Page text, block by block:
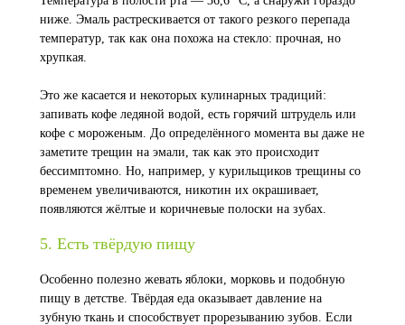
ниже. Эмаль растрескивается от такого резкого перепада
температур, так как она похожа на стекло: прочная, но
хрупкая.
Это же касается и некоторых кулинарных традиций:
запивать кофе ледяной водой, есть горячий штрудель или
кофе с мороженым. До определённого момента вы даже не
заметите трещин на эмали, так как это происходит
бессимптомно. Но, например, у курильщиков трещины со
временем увеличиваются, никотин их окрашивает,
появляются жёлтые и коричневые полоски на зубах.
5. Есть твёрдую пищу
Особенно полезно жевать яблоки, морковь и подобную
пищу в детстве. Твёрдая еда оказывает давление на
зубную ткань и способствует прорезыванию зубов. Если